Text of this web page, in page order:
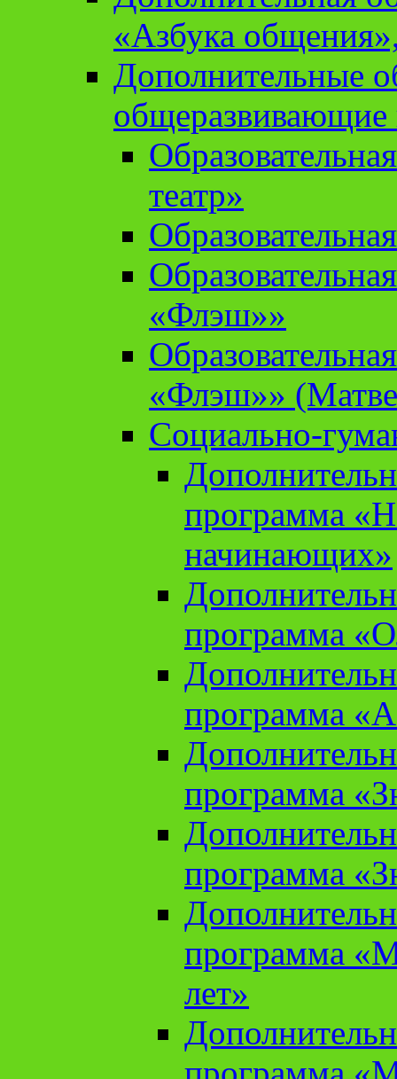
«Азбука
Дополнительные
театр»
«Флэш»»
«Флэш»»
Социально-
программа
начинающих»
программа
программа
программа
программа
программа
лет»